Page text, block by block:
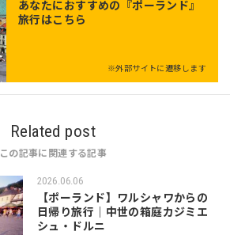
あなたにおすすめの『ポーランド』
旅行はこちら
※外部サイトに遷移します
Related post
この記事に関連する記事
2026.06.06
【ポーランド】ワルシャワからの
日帰り旅行｜中世の箱庭カジミエ
シュ・ドルニ